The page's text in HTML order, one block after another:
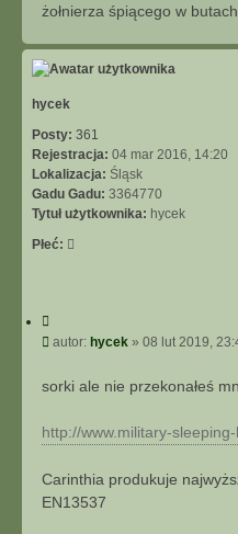
żołnierza śpiącego w
hycek
Posty: 361
Rejestracja: 04 mar 2016, 14:20
Lokalizacja: Śląsk
Gadu Gadu: 3364770
Tytuł użytkownika: hycek
Płeć:
y
j
P
s
autor: hycek » 08 lut 2019,
sorki ale nie przekonałeś
http://www.military-
Carinthia produkuje
EN13537